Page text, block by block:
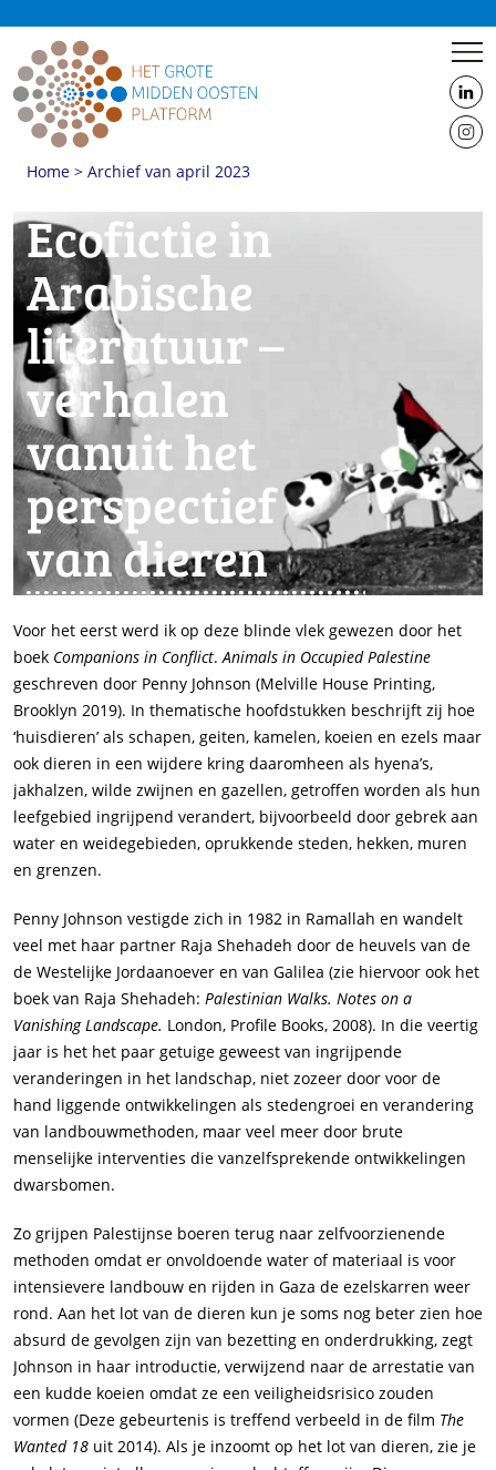
us
on
us
Home > Archief van april 2023
Ecofictie in
Arabische
literatuur –
verhalen
vanuit het
perspectief
van dieren
Voor het eerst werd ik op deze blinde vlek gewezen door het
boek Companions in Conflict.Animals in Occupied Palestine
geschreven door Penny Johnson (Melville House Printing,
Brooklyn 2019). In thematische hoofdstukken beschrijft zij hoe
‘huisdieren’ als schapen, geiten, kamelen, koeien en ezels maar
ook dieren in een wijdere kring daaromheen als hyena’s,
jakhalzen, wilde zwijnen en gazellen, getroffen worden als hun
leefgebied ingrijpend verandert, bijvoorbeeld door gebrek aan
water en weidegebieden, oprukkende steden, hekken, muren
en grenzen.
Penny Johnson vestigde zich in 1982 in Ramallah en wandelt
veel met haar partner Raja Shehadeh door de heuvels van de
de Westelijke Jordaanoever en van Galilea (zie hiervoor ook het
boek van Raja Shehadeh: Palestinian Walks. Notes on a
Vanishing Landscape. London, Profile Books, 2008). In die veertig
jaar is het het paar getuige geweest van ingrijpende
veranderingen in het landschap, niet zozeer door voor de
hand liggende ontwikkelingen als stedengroei en verandering
van landbouwmethoden, maar veel meer door brute
menselijke interventies die vanzelfsprekende ontwikkelingen
dwarsbomen.
Zo grijpen Palestijnse boeren terug naar zelfvoorzienende
methoden omdat er onvoldoende water of materiaal is voor
intensievere landbouw en rijden in Gaza de ezelskarren weer
rond. Aan het lot van de dieren kun je soms nog beter zien hoe
absurd de gevolgen zijn van bezetting en onderdrukking, zegt
Johnson in haar introductie, verwijzend naar de arrestatie van
een kudde koeien omdat ze een veiligheidsrisico zouden
vormen (Deze gebeurtenis is treffend verbeeld in de film The
Wanted 18 uit 2014). Als je inzoomt op het lot van dieren, zie je